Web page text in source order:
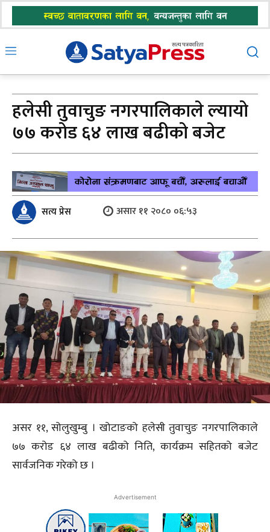
हलेसी तुवाचुङ नगरपालिकाले ल्यायो
७७ करोड ६४ लाख बढीको बजेट
सत्य प्रेस असार ११ २०८० ०६:५३
असर ११, सोलुखुम्बु । खोटाङको हलेसी तुवाचुङ नगरपालिकाले
७७ करोड ६४ लाख बढीको निति, कार्यक्रम सहितको बजेट
सार्वजनिक गरेको छ ।
Advertisement